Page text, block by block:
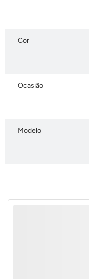
Cor
Ocasião
Modelo